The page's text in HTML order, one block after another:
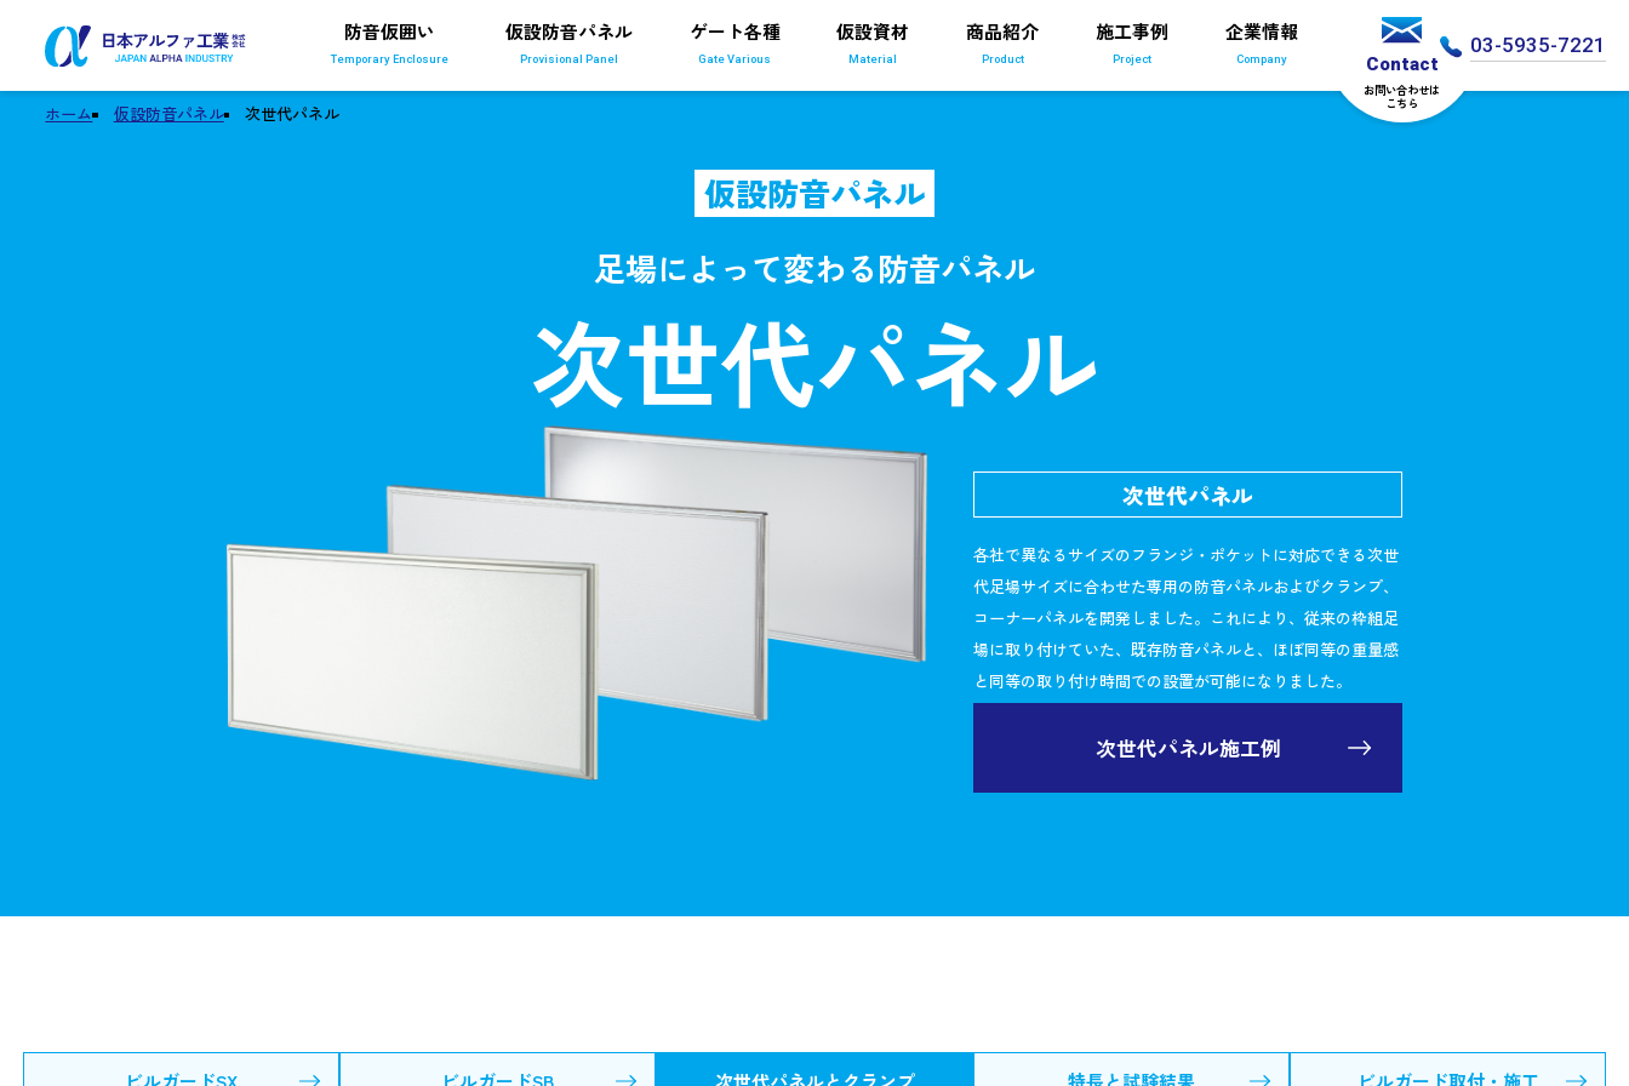
防音仮囲い
Temporary Enclosure
仮設防音パネル
Provisional Panel
ゲート各種
Gate Various
仮設資材
Material
商品紹介
Product
施工事例
Project
企業情報
Company Contact
お問い合わせは
こちら
03-5935-7221
ホーム 仮設防音パネル 次世代パネル
仮設防音パネル
足場によって変わる防音パネル
次世代パネル
次世代パネル
各社で異なるサイズのフランジ・ポケットに対応できる次世
代足場サイズに合わせた専用の防音パネルおよびクランプ、
コーナーパネルを開発しました。これにより、従来の枠組足
場に取り付けていた、既存防音パネルと、ほぼ同等の重量感
と同等の取り付け時間での設置が可能になりました。
次世代パネル施工例
ビルガードSX ビルガードSB 次世代パネルとクランプ 特長と試験結果 ビルガード取付・施工